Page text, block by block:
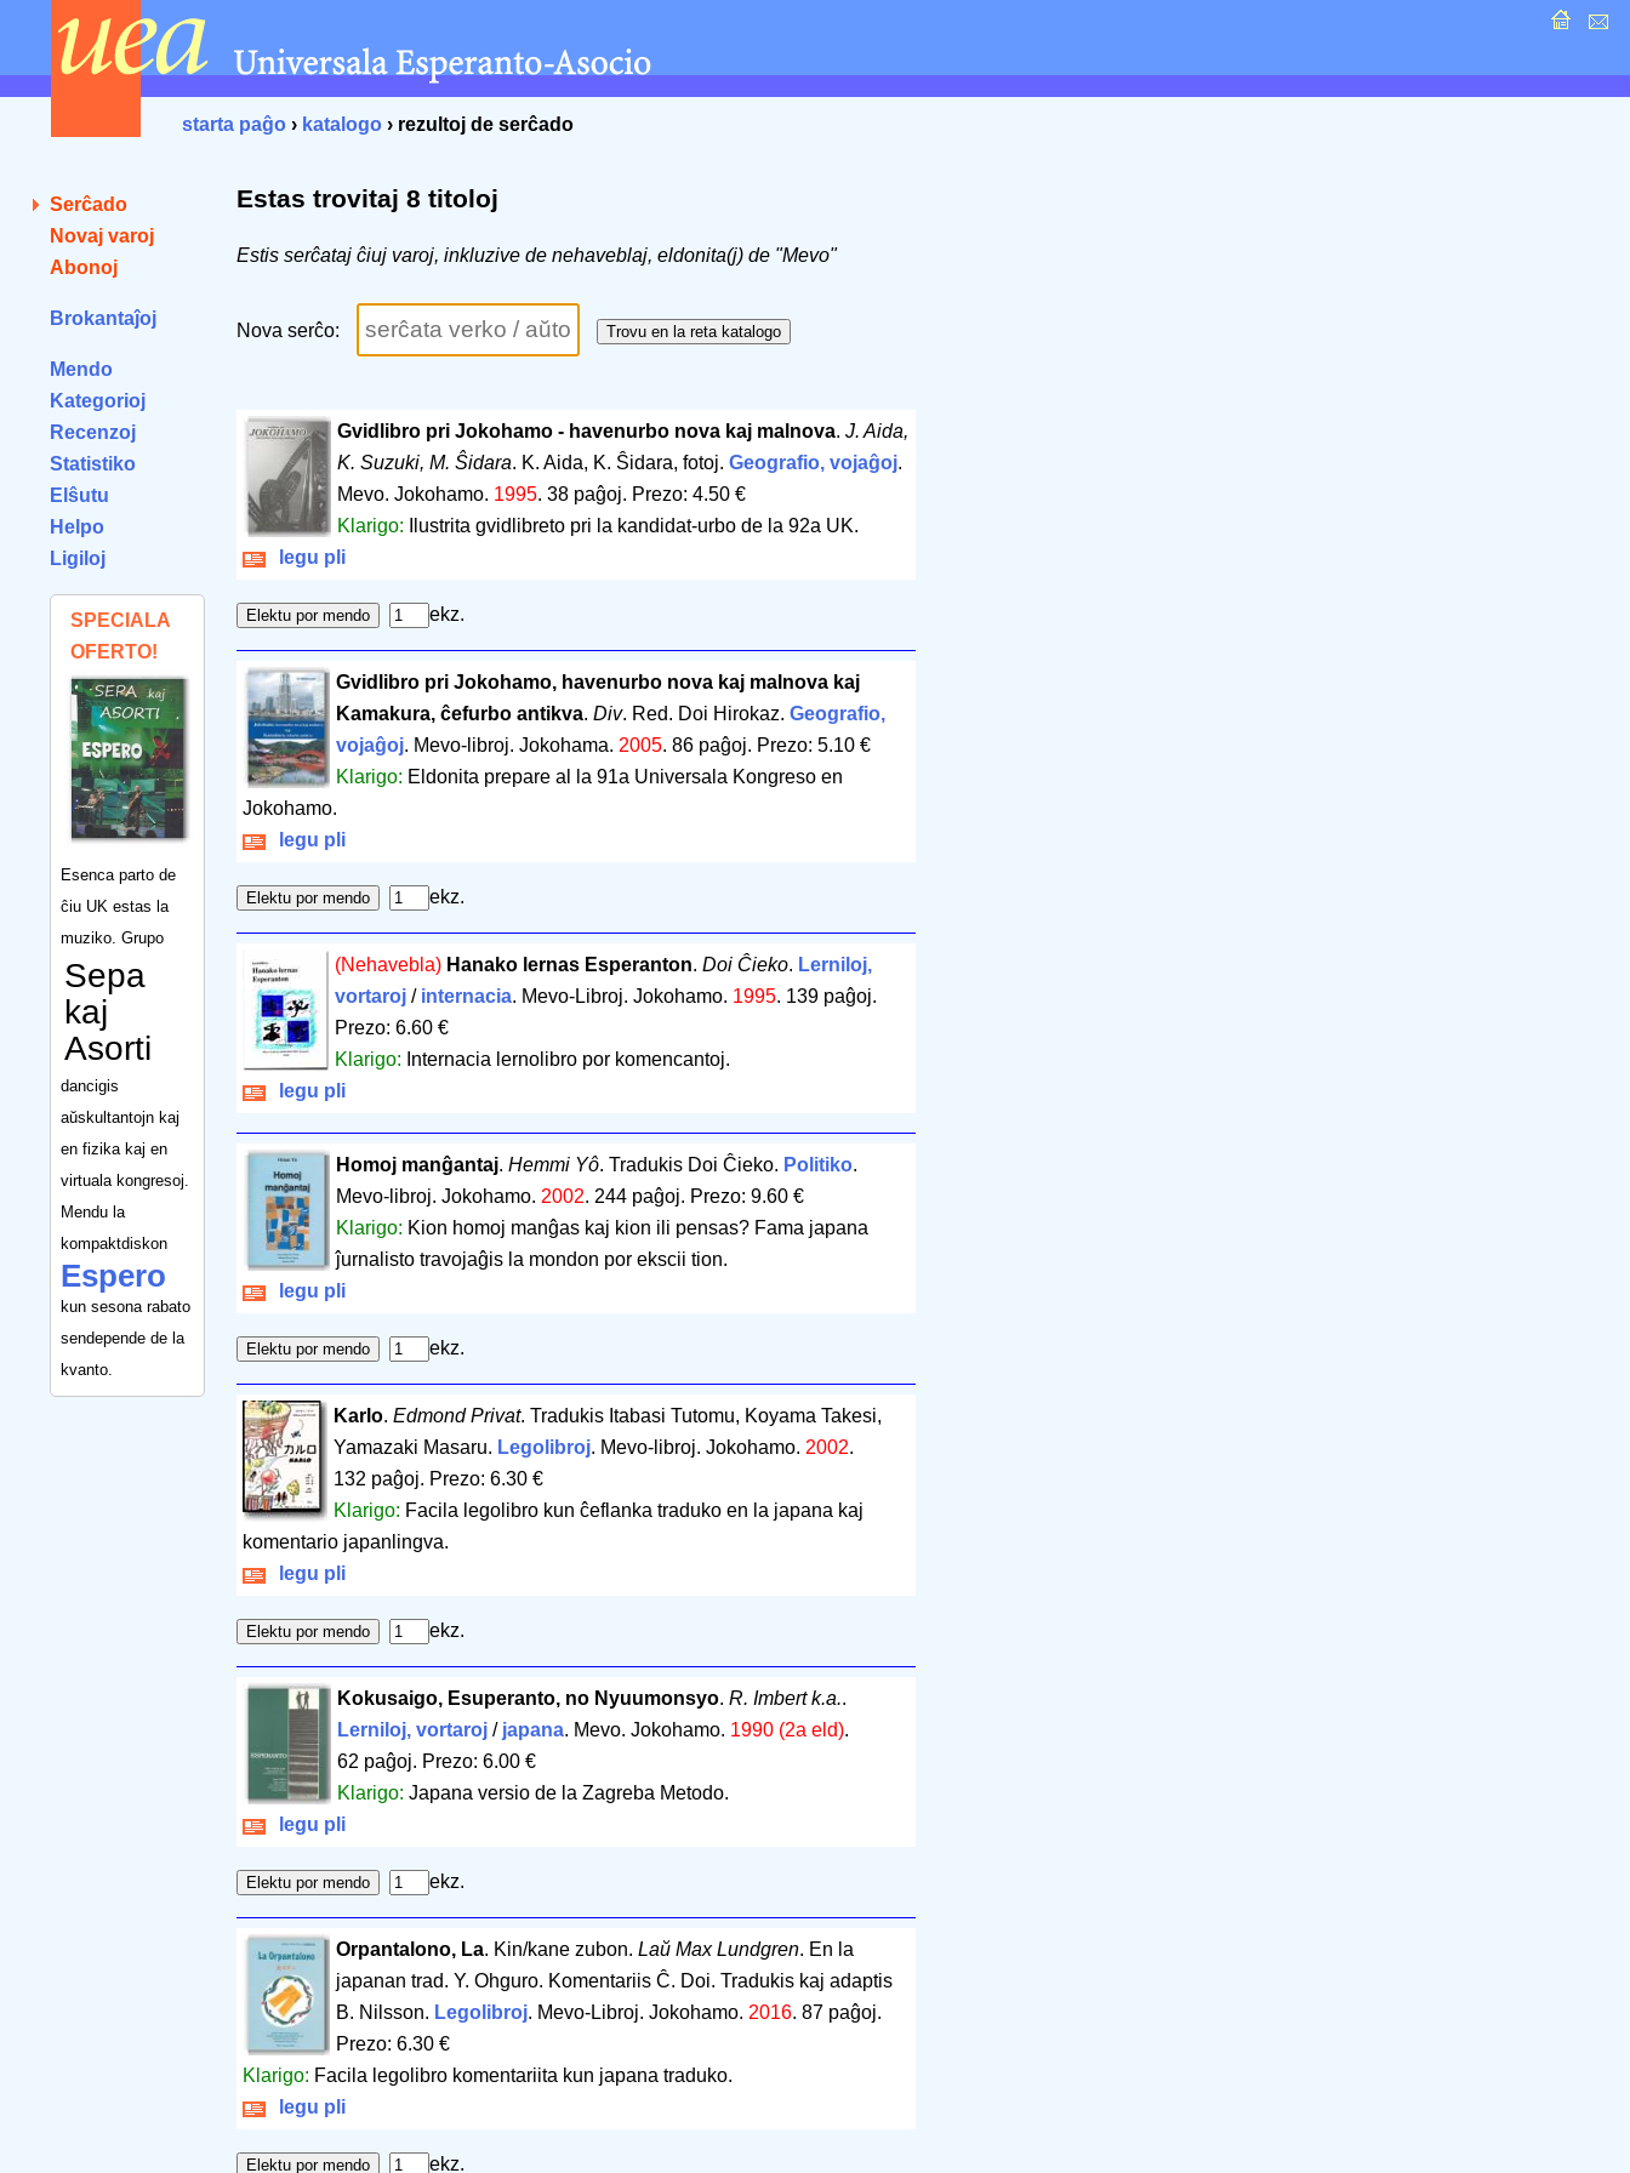
starta paĝo › katalogo › rezultoj de serĉado
Serĉado
Novaj varoj
Abonoj
Brokantaĵoj
Mendo
Kategorioj
Recenzoj
Statistiko
Elŝutu
Helpo
Ligiloj
SPECIALA
OFERTO!
Esenca parto de
ĉiu UK estas la
muziko. Grupo
Sepa
kaj
Asorti
dancigis
aŭskultantojn kaj
en fizika kaj en
virtuala kongresoj.
Mendu la
kompaktdiskon
Espero
kun sesona rabato
sendepende de la
kvanto.
Estas trovitaj 8 titoloj
Estis serĉataj ĉiuj varoj, inkluzive de nehaveblaj, eldonita(j) de "Mevo"
Nova serĉo:
Gvidlibro pri Jokohamo - havenurbo nova kaj malnova. J. Aida,
K. Suzuki, M. Ŝidara. K. Aida, K. Ŝidara, fotoj. Geografio, vojaĝoj.
Mevo. Jokohamo. 1995. 38 paĝoj. Prezo: 4.50 €
Klarigo:
Ilustrita gvidlibreto pri la kandidat-urbo de la 92a UK.
legu pli
ekz.
Gvidlibro pri Jokohamo, havenurbo nova kaj malnova kaj
Kamakura, ĉefurbo antikva. Div. Red. Doi Hirokaz. Geografio,
vojaĝoj. Mevo-libroj. Jokohama. 2005. 86 paĝoj. Prezo: 5.10 €
Klarigo: Eldonita prepare al la 91a Universala Kongreso en
Jokohamo.
legu pli
ekz.
(Nehavebla) Hanako lernas Esperanton. Doi Ĉieko. Lerniloj,
vortaroj / internacia. Mevo-Libroj. Jokohamo. 1995. 139 paĝoj.
Prezo: 6.60 €
Klarigo: Internacia lernolibro por komencantoj.
legu pli
Homoj manĝantaj. Hemmi Yô. Tradukis Doi Ĉieko. Politiko.
Mevo-libroj. Jokohamo. 2002. 244 paĝoj. Prezo: 9.60 €
Klarigo: Kion homoj manĝas kaj kion ili pensas? Fama japana
ĵurnalisto travojaĝis la mondon por ekscii tion.
legu pli
ekz.
Karlo. Edmond Privat. Tradukis Itabasi Tutomu, Koyama Takesi,
Yamazaki Masaru. Legolibroj. Mevo-libroj. Jokohamo. 2002.
132 paĝoj. Prezo: 6.30 €
Klarigo: Facila legolibro kun ĉeflanka traduko en la japana kaj
komentario japanlingva.
legu pli
ekz.
Kokusaigo, Esuperanto, no Nyuumonsyo. R. Imbert k.a..
Lerniloj, vortaroj/ japana. Mevo. Jokohamo. 1990 (2a eld).
62 paĝoj. Prezo: 6.00 €
Klarigo: Japana versio de la Zagreba Metodo.
legu pli
ekz.
Orpantalono, La. Kin/kane zubon. Laŭ Max Lundgren. En la
japanan trad. Y. Ohguro. Komentariis Ĉ. Doi. Tradukis kaj adaptis
B. Nilsson. Legolibroj. Mevo-Libroj. Jokohamo. 2016. 87 paĝoj.
Prezo: 6.30 €
Klarigo: Facila legolibro komentariita kun japana traduko.
legu pli
ekz.